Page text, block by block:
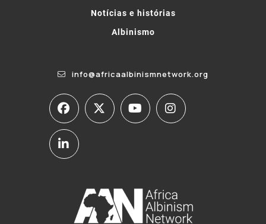
Notícias e histórias
Albinismo
info@africaalbinismnetwork.org